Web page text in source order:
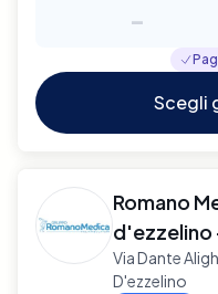
-
Scegli
Romano
Via Dante
D'ezzelino